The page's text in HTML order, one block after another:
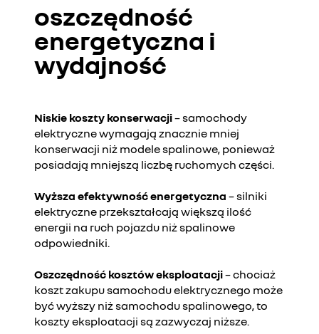
oszczędność
energetyczna i
wydajność
Niskie koszty konserwacji– samochody
elektryczne wymagają znacznie mniej
konserwacji niż modele spalinowe, ponieważ
posiadają mniejszą liczbę ruchomych części.
Wyższa efektywność energetyczna – silniki
elektryczne przekształcają większą ilość
energii na ruch pojazdu niż spalinowe
odpowiedniki.
Oszczędność kosztów eksploatacji– chociaż
koszt zakupu samochodu elektrycznego może
być wyższy niż samochodu spalinowego, to
koszty eksploatacji są zazwyczaj niższe.